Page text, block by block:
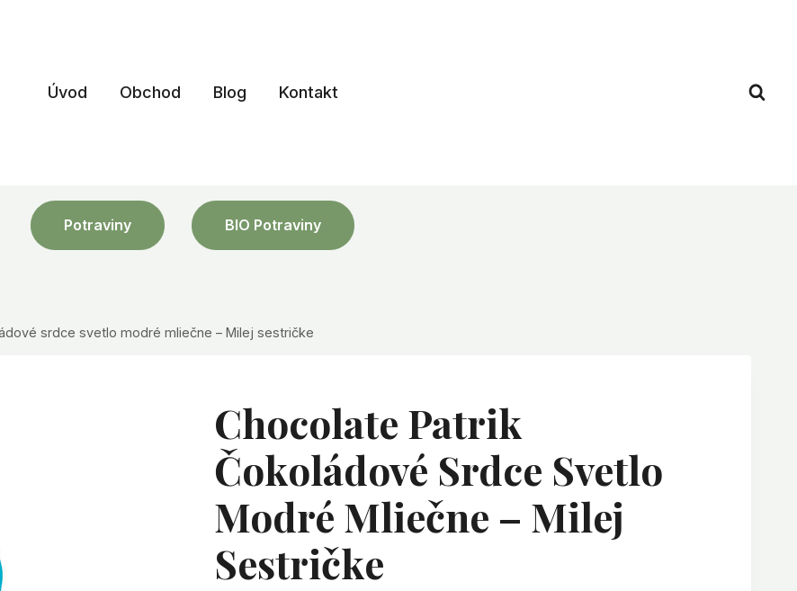
Úvod Obchod Blog Kontakt
Potraviny BIO Potraviny
srdce svetlo modré mliečne – Milej sestričke
Chocolate Patrik
Čokoládové Srdce Svetlo
Modré Mliečne – Milej
Sestričke